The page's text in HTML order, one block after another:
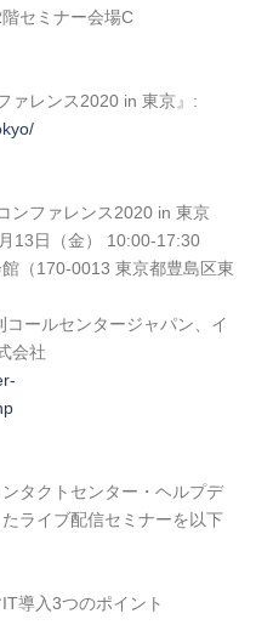
セミナー会場C
ァレンス2020 in 東京』:
ンファレンス2020 in 東京
13日（金） 10:00-17:30
（170-0013 東京都豊島区東
ールセンタージャパン、イ
会社
タクトセンター・ヘルプデ
ライブ配信セミナーを以下
導入3つのポイント